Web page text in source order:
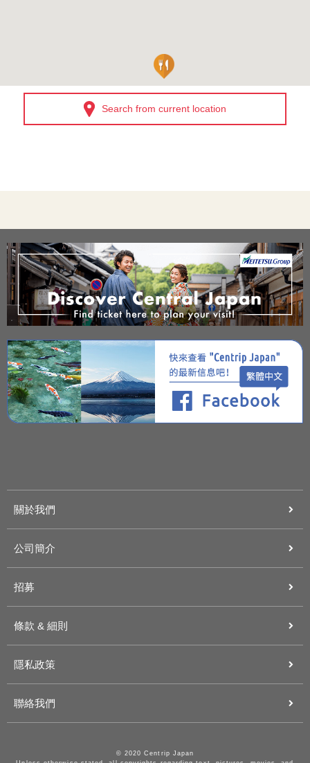
Search from current location
關於我們
公司簡介
招募
條款 & 細則
隱私政策
聯絡我們
© 2020 Centrip Japan